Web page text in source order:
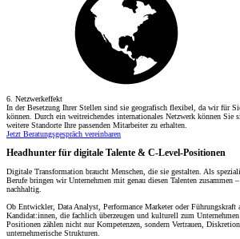
6. Netzwerkeffekt
In der Besetzung Ihrer Stellen sind sie geografisch flexibel, da wir für
können. Durch ein weitreichendes internationales Netzwerk können Sie
weitere Standorte Ihre passenden Mitarbeiter zu erhalten.
Jetzt Beratungsgespräch vereinbaren
Headhunter für digitale Talente & C-Level-Positionen
Digitale Transformation braucht Menschen, die sie gestalten. Als
Berufe bringen wir Unternehmen mit genau diesen Talenten zusammen
nachhaltig.
Ob Entwickler, Data Analyst, Performance Marketer oder
Kandidat:innen, die fachlich überzeugen und kulturell zum
Positionen zählen nicht nur Kompetenzen, sondern Vertrauen,
unternehmerische Strukturen.